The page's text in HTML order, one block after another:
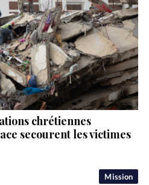
Mission
chrétiennes
secourent les victimes